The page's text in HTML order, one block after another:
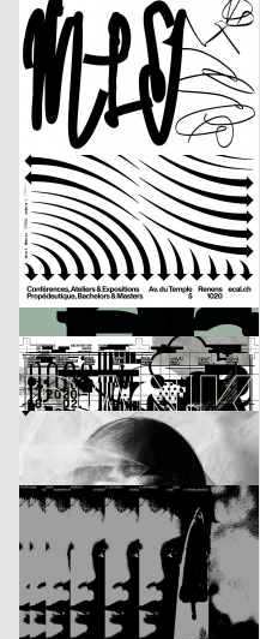
ECAL Open Day 2025
Kerschbaum Philip, Fawad Qadire
2025
Fachreferat von Digitec Galaxus „Fast alles für fast jede*n“
Atelier BLVDR CH
2025
44e AMR Jazz Festival
Bonbon CH
2025
Fotoatelier Wolgensinger – Mit vier Augen
lugma CH
2025
DEGROWTH
Claudiabasel Grafik + Interaktion CH
2025
Danke Andreas
Claudiabasel Grafik + Interaktion
2025
Der Liebhaber – Theater Basel
Michel Domeisen, Emily Horrolt, Hannah Klarer
2025
Dario Argento, Filmpodium Zürich
2025
CONFOEDERATIO